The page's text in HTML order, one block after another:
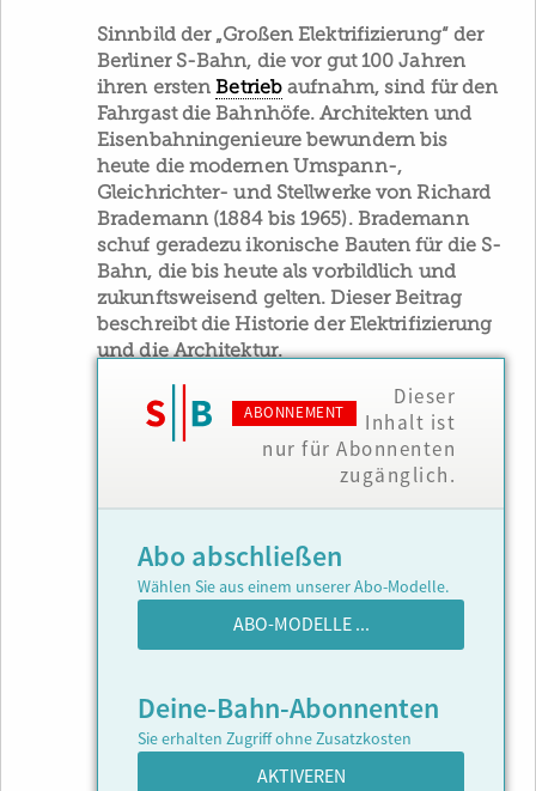
Sinnbild der „Großen Elektrifizierung“ der
Berliner S-Bahn, die vor gut 100 Jahren
ihren erstenBetrieb aufnahm, sind für den
Fahrgast die Bahnhöfe. Architekten und
Eisenbahningenieure bewundern bis
heute die modernen Umspann-,
Gleichrichter- und Stellwerke von Richard
Brademann (1884 bis 1965). Brademann
schuf geradezu ikonische Bauten für die S-
Bahn, die bis heute als vorbildlich und
zukunftsweisend gelten. Dieser Beitrag
beschreibt die Historie der Elektrifizierung
und die Architektur.
ABONNEMENT
Dieser
Inhalt ist
nur für Abonnenten
zugänglich.
Abo abschließen
Wählen Sie aus einem unserer Abo-Modelle.
ABO-MODELLE ...
Deine-Bahn-Abonnenten
Sie erhalten Zugriff ohne Zusatzkosten
AKTIVEREN